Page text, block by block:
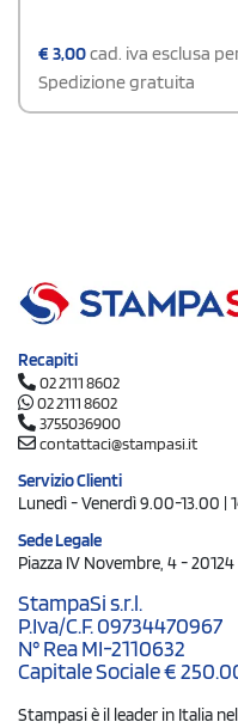
€3,00cad. iva esclusa
Spedizione gratuita
Recapiti
02 2111 8602
02 2111 8602
3755036900
contattaci@stampasi.it
Servizio Clienti
Lunedì - Venerdì 9.00-13.00 |
Sede Legale
Piazza IV Novembre, 4 - 20124
StampaSi s.r.l.
P.Iva/C.F. 09734470967
N° Rea MI-2110632
Capitale Sociale €
Stampasi è il leader in Italia